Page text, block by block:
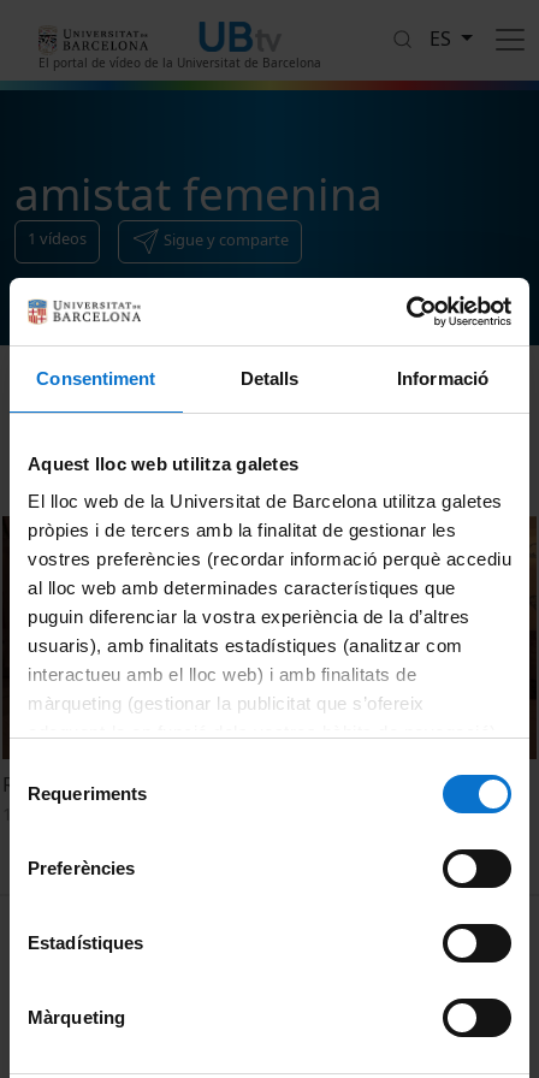
Consentiment Detalls Informació
Aquest lloc web utilitza galetes
El lloc web de la Universitat de Barcelona utilitza galetes
pròpies i de tercers amb la finalitat de gestionar les
vostres preferències (recordar informació perquè accediu
al lloc web amb determinades característiques que
puguin diferenciar la vostra experiència de la d’altres
usuaris), amb finalitats estadístiques (analitzar com
interactueu amb el lloc web) i amb finalitats de
màrqueting (gestionar la publicitat que s’ofereix
consultar laPolítica de galetes del lloc web de la
Requeriments
Preferències
Estadístiques
Màrqueting
El portal de vídeo de la Universitat de Barcelona
ES
amistat femenina
1 vídeos Sigue y comparte
Ordenar
Release
MENÚ PEU 1
Política de Cookies
Privacidad y términos